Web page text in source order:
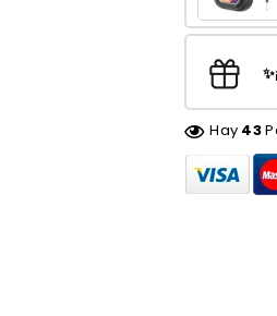
Hay 43